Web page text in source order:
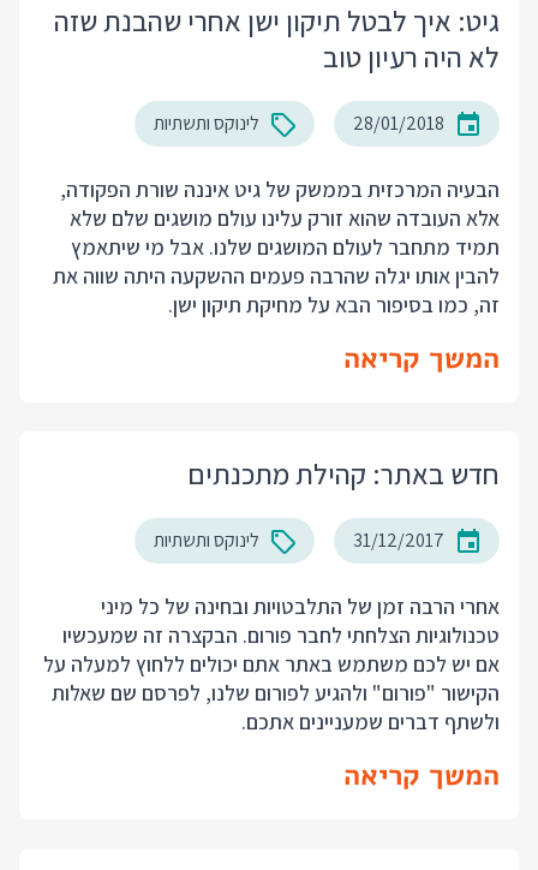
גיט: איך לבטל תיקון ישן אחרי שהבנת שזה
לא היה רעיון טוב
28/01/2018 לינוקס ותשתיות
הבעיה המרכזית בממשק של גיט איננה שורת הפקודה,
אלא העובדה שהוא זורק עלינו עולם מושגים שלם שלא
תמיד מתחבר לעולם המושגים שלנו. אבל מי שיתאמץ
להבין אותו יגלה שהרבה פעמים ההשקעה היתה שווה את
זה, כמו בסיפור הבא על מחיקת תיקון ישן.
המשך קריאה
חדש באתר: קהילת מתכנתים
31/12/2017 לינוקס ותשתיות
אחרי הרבה זמן של התלבטויות ובחינה של כל מיני
טכנולוגיות הצלחתי לחבר פורום. הבקצרה זה שמעכשיו
אם יש לכם משתמש באתר אתם יכולים ללחוץ למעלה על
הקישור "פורום" ולהגיע לפורום שלנו, לפרסם שם שאלות
ולשתף דברים שמעניינים אתכם.
המשך קריאה